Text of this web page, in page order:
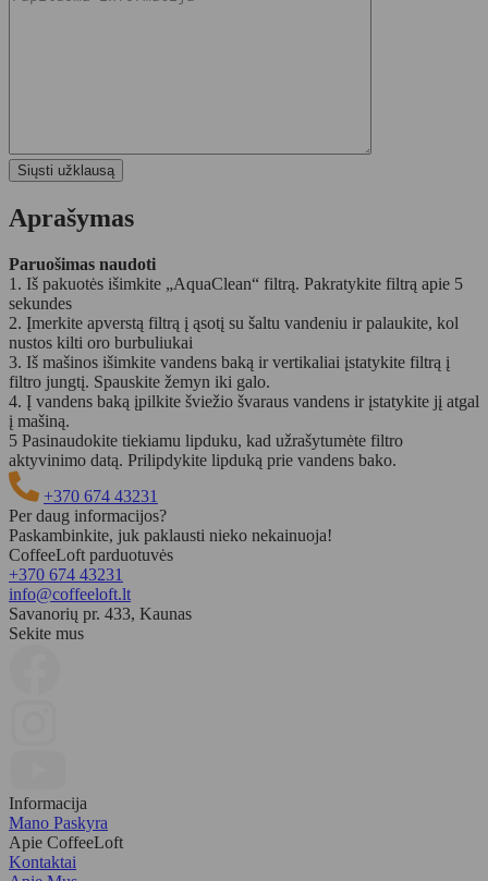
Aprašymas
Paruošimas naudoti
1. Iš pakuotės išimkite „AquaClean“ filtrą. Pakratykite filtrą apie 5
sekundes
2. Įmerkite apverstą filtrą į ąsotį su šaltu vandeniu ir palaukite, kol
nustos kilti oro burbuliukai
3. Iš mašinos išimkite vandens baką ir vertikaliai įstatykite filtrą į
filtro jungtį. Spauskite žemyn iki galo.
4. Į vandens baką įpilkite šviežio švaraus vandens ir įstatykite jį atgal
į mašiną.
5 Pasinaudokite tiekiamu lipduku, kad užrašytumėte filtro
aktyvinimo datą. Prilipdykite lipduką prie vandens bako.
+370 674 43231
Per daug informacijos?
Paskambinkite, juk paklausti nieko nekainuoja!
Klientų atsiliepimai
Vandens filtras Philips AquaClean CA6903/10
Viskas puikiai,
Fri May 15 2026 12:20:54 GMT+0000 (Coordinated Universal Time)
Vandens filtras Philips AquaClean CA6903/10
CoffeeLoft parduotuvės
+370 674 43231
info@coffeeloft.lt
Savanorių pr. 433, Kaunas
Sekite mus
Informacija
Mano Paskyra
Apie CoffeeLoft
Kontaktai